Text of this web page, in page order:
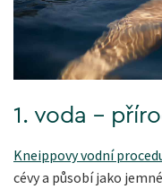
1. voda -
Kneippovy vodní
cévy a působí jako